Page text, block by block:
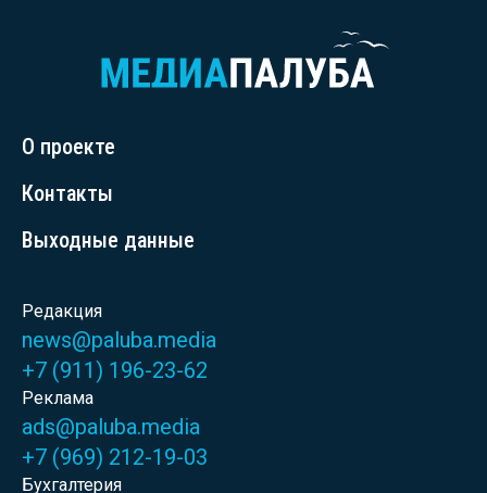
О проекте
Контакты
Выходные данные
Редакция
news@paluba.media
+7 (911) 196-23-62
Реклама
ads@paluba.media
+7 (969) 212-19-03
Бухгалтерия